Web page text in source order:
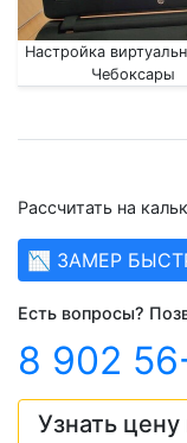
Настройка
Чебоксары
Рассчитать на
📉 ЗАМЕР
Есть вопросы?
8 902
Узнать